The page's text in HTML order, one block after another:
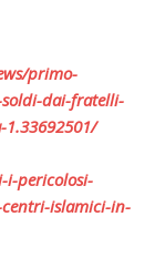
primo-
dai-fratelli-
pericolosi-
islamici-in-